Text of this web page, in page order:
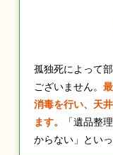
孤独死によって
ございません。
消毒を行い、天
ます。
「遺品整
からない」とい